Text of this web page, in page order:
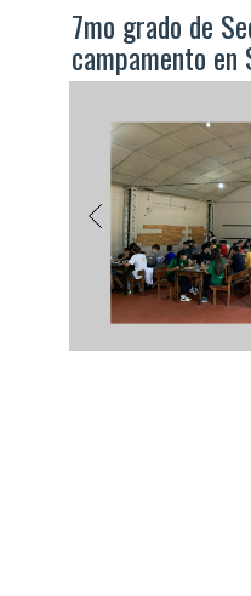
7mo grado de
campamento en